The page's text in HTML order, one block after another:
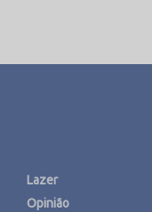
Lazer
Opinião